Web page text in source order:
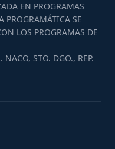
EN PROGRAMAS
PROGRAMÁTICA SE
LOS PROGRAMAS DE
STO. DGO., REP.